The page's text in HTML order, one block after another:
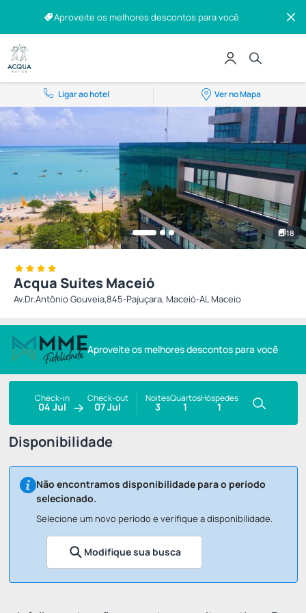
Aproveite os melhores descontos para você
Ligar ao hotel Ver no Mapa
18
Acqua Suites Maceió
Av.Dr.Antônio Gouveia,845-Pajuçara, Maceió-AL Maceio
Aproveite os melhores descontos para você
Check-in
04 Jul
Check-out
07 Jul
Noites
3
Quartos
1
Hóspedes
1
Disponibilidade
Não encontramos disponibilidade para o período
selecionado.
Selecione um novo período e verifique a disponibilidade.
Modifique sua busca